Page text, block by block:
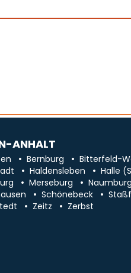
ANHALT
Bernburg Bitterfeld-
Haldensleben Halle
Merseburg Naumburg
Schönebeck
Zeitz Zerbst